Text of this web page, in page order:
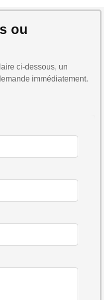
ou
ci-dessous, un
immédiatement.